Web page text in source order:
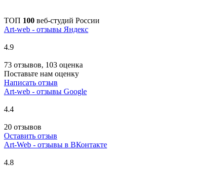
ТОП 100 веб-студий России
Art-web - отзывы Яндекс
4.9
73 отзывов, 103 оценка
Поставьте нам оценку
Написать отзыв
Art-web - отзывы Google
4.4
20 отзывов
Оставить отзыв
Art-Web - отзывы в ВКонтакте
4.8